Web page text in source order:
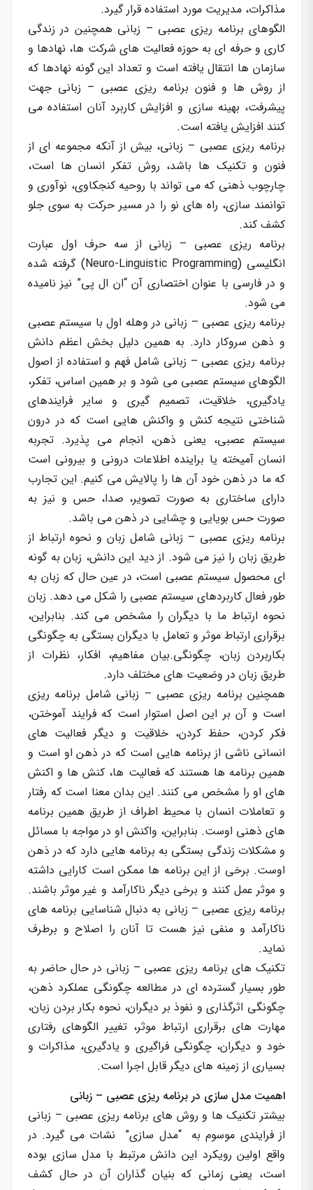
مذاکرات، مدیریت مورد استفاده قرار گیرد.
الگوهای برنامه ریزی عصبی – زبانی همچنین در زندگی
کاری و حرفه ای به حوزه فعالیت های شرکت ها، نهادها و
سازمان ها انتقال یافته است و تعداد این گونه نهادها که
از روش ها و فنون برنامه ریزی عصبی – زبانی جهت
پیشرفت، بهینه سازی و افزایش کاربرد آنان استفاده می
کنند افزایش یافته است.
برنامه ریزی عصبی – زبانی، بیش از آنکه مجموعه ای از
فنون و تکنیک ها باشد، روش تفکر انسان ها است،
چارچوب ذهنی که می تواند با روحیه کنجکاوی، نوآوری و
توانمند سازی، راه های نو را در مسیر حرکت به سوی جلو
کشف کند.
برنامه ریزی عصبی – زبانی از سه حرف اول عبارت
انگلیسی (Neuro-Linguistic Programming) گرفته شده
و در فارسی با عنوان اختصاری آن “ان ال پی” نیز نامیده
می شود.
برنامه ریزی عصبی – زبانی در وهله اول با سیستم عصبی
و ذهن سروکار دارد. به همین دلیل بخش اعظم دانش
برنامه ریزی عصبی – زبانی شامل فهم و استفاده از اصول
الگوهای سیستم عصبی می شود و بر همین اساس، تفکر،
یادگیری، خلاقیت، تصمیم گیری و سایر فرایندهای
شناختی نتیجه کنش و واکنش هایی است که در درون
سیستم عصبی، یعنی ذهن، انجام می پذیرد. تجربه
انسان آمیخته یا براینده اطلاعات درونی و بیرونی است
که ما در ذهن خود آن ها را پالایش می کنیم. این تجارب
دارای ساختاری به صورت تصویر، صدا، حس و نیز به
صورت حس بویایی و چشایی در ذهن می باشد.
برنامه ریزی عصبی – زبانی شامل زبان و نحوه ارتباط از
طریق زبان را نیز می شود. از دید این دانش، زبان به گونه
ای محصول سیستم عصبی است، در عین حال که زبان به
طور فعال کاربردهای سیستم عصبی را شکل می دهد. زبان
نحوه ارتباط ما با دیگران را مشخص می کند. بنابراین،
برقراری ارتباط موثر و تعامل با دیگران بستگی به چگونگی
بکاربردن زبان، چگونگی.بیان مفاهیم، افکار، نظرات از
طریق زبان در وضعیت های مختلف دارد.
همچنین برنامه ریزی عصبی – زبانی شامل برنامه ریزی
است و آن بر این اصل استوار است که فرایند آموختن،
فکر کردن، حفظ کردن، خلاقیت و دیگر فعالیت های
انسانی ناشی از برنامه هایی است که در ذهن او است و
همین برنامه ها هستند که فعالیت ها، کنش ها و اکنش
های او را مشخص می کنند. این بدان معنا است که رفتار
و تعاملات انسان با محیط اطراف از طریق همین برنامه
های ذهنی اوست. بنابراین، واکنش او در مواجه با مسائل
و مشکلات زندگی بستگی به برنامه هایی دارد که در ذهن
اوست. برخی از این برنامه ها ممکن است کارایی داشته
و موثر عمل کنند و برخی دیگر ناکارآمد و غیر موثر باشند.
برنامه ریزی عصبی – زبانی به دنبال شناسایی برنامه های
ناکارآمد و منفی نیز هست تا آنان را اصلاح و برطرف
نماید.
تکنیک های برنامه ریزی عصبی – زبانی در حال حاضر به
طور بسیار گسترده ای در مطالعه چگونگی عملکرد ذهن،
چگونگی اثرگذاری و نفوذ بر دیگران، نحوه بکار بردن زبان،
مهارت های برقراری ارتباط موثر، تغییر الگوهای رفتاری
خود و دیگران، چگونگی فراگیری و یادگیری، مذاکرات و
بسیاری از زمینه های دیگر قابل اجرا است.
اهمیت مدل سازی در برنامه ریزی عصبی – زبانی
بیشتر تکنیک ها و روش های برنامه ریزی عصبی – زبانی
از فرایندی موسوم به “مدل سازی” نشات می گیرد. در
واقع اولین رویکرد این دانش مرتبط با مدل سازی بوده
است، یعنی زمانی که بنیان گذاران آن در حال کشف